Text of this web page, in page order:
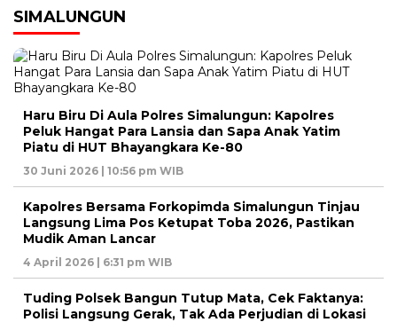
SIMALUNGUN
Haru Biru Di Aula Polres Simalungun: Kapolres
Peluk Hangat Para Lansia dan Sapa Anak Yatim
Piatu di HUT Bhayangkara Ke-80
30 Juni 2026 | 10:56 pm WIB
Kapolres Bersama Forkopimda Simalungun Tinjau
Langsung Lima Pos Ketupat Toba 2026, Pastikan
Mudik Aman Lancar
4 April 2026 | 6:31 pm WIB
Tuding Polsek Bangun Tutup Mata, Cek Faktanya:
Polisi Langsung Gerak, Tak Ada Perjudian di Lokasi